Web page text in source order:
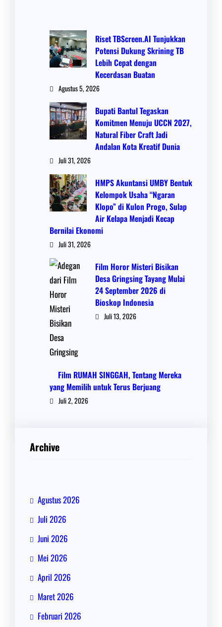
Riset TBScreen.AI Tunjukkan
Potensi Dukung Skrining TB
Lebih Cepat dengan
Kecerdasan Buatan
Agustus 5, 2026
Bupati Bantul Tegaskan
Komitmen Menuju UCCN 2027,
Natural Fiber Craft Jadi
Andalan Kota Kreatif Dunia
Juli 31, 2026
HMPS Akuntansi UMBY Bentuk
Kelompok Usaha “Ngaran
Klopo” di Kulon Progo, Sulap
Air Kelapa Menjadi Kecap
Bernilai Ekonomi
Juli 31, 2026
Film Horor Misteri Bisikan
Desa Gringsing Tayang Mulai
24 September 2026 di
Bioskop Indonesia
Juli 13, 2026
Film RUMAH SINGGAH, Tentang Mereka
yang Memilih untuk Terus Berjuang
Juli 2, 2026
Archive
Agustus 2026
Juli 2026
Juni 2026
Mei 2026
April 2026
Maret 2026
Februari 2026